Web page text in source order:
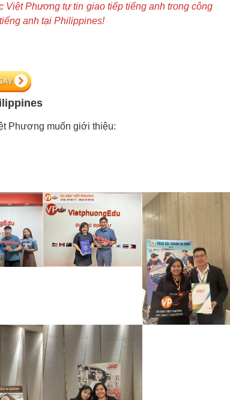
Việt Phương tự tin giao tiếp tiếng anh trong công
anh tại Philippines!
Phương muốn giới thiệu: